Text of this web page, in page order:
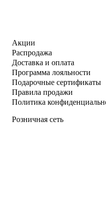
Акции
Распродажа
Доставка и оплата
Программа лояльности
Подарочные сертификаты
Правила продажи
Политика
Розничная сеть